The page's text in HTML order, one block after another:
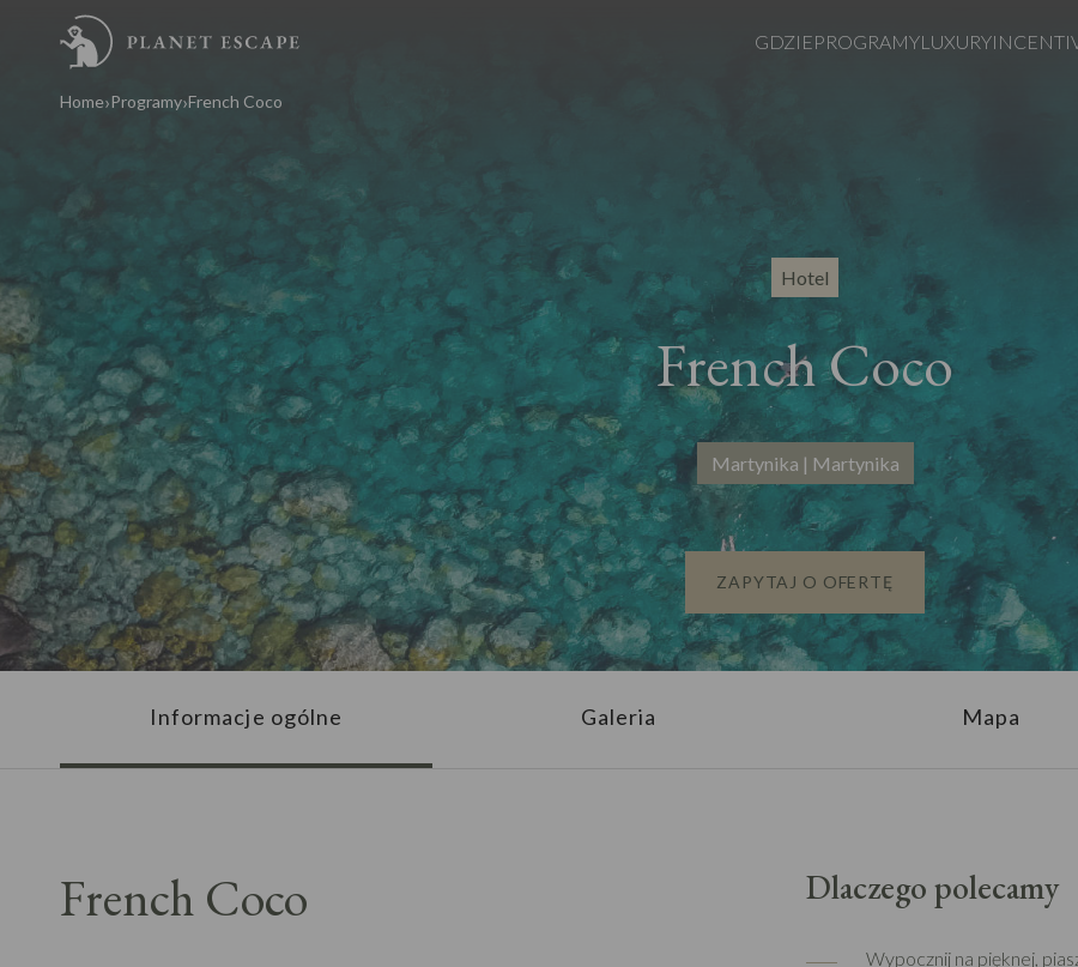
GDZIEPROGRAMYLUXURY
Home Programy French Coco
Hotel
French Coco
Martynika | Martynika
ZAPYTAJ O OFERTĘ
Informacje ogólne Galeria Mapa
French Coco Dlaczego polecamy
Wypocznij na pięknej,